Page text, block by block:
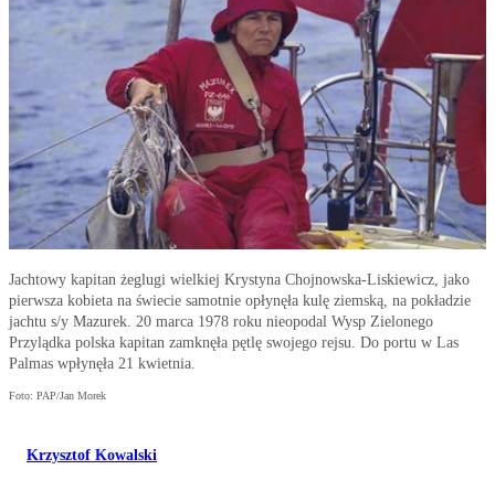
Jachtowy kapitan żeglugi wielkiej Krystyna Chojnowska-Liskiewicz, jako
pierwsza kobieta na świecie samotnie opłynęła kulę ziemską, na pokładzie
jachtu s/y Mazurek. 20 marca 1978 roku nieopodal Wysp Zielonego
Przylądka polska kapitan zamknęła pętlę swojego rejsu. Do portu w Las
Palmas wpłynęła 21 kwietnia.
Foto: PAP/Jan Morek
Krzysztof Kowalski